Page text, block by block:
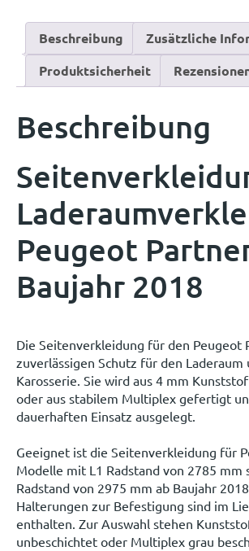
Beschreibung
Zusätzliche
Produktsicherheit
Beschreibung
Peugeot
Baujahr 2018
Die Seitenverkleidung für den Peugeot
zuverlässigen Schutz für den Laderaum
Karosserie. Sie wird aus 4 mm
oder aus stabilem Multiplex gefertigt
dauerhaften Einsatz ausgelegt.
Geeignet ist die Seitenverkleidung für
Modelle mit L1 Radstand von 2785 mm
Radstand von 2975 mm ab Baujahr
Halterungen zur Befestigung sind im
enthalten. Zur Auswahl stehen
unbeschichtet oder Multiplex grau